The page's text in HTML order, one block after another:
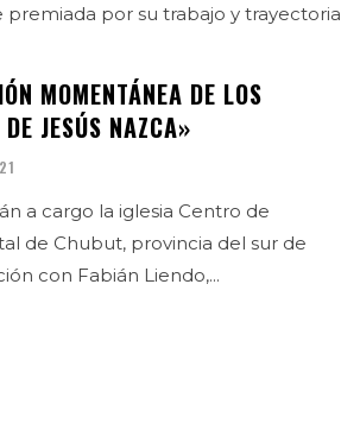
por su trabajo y trayectoria
MOMENTÁNEA DE LOS
JESÚS NAZCA»
a cargo la iglesia Centro de
de Chubut, provincia del sur de
con Fabián Liendo,...